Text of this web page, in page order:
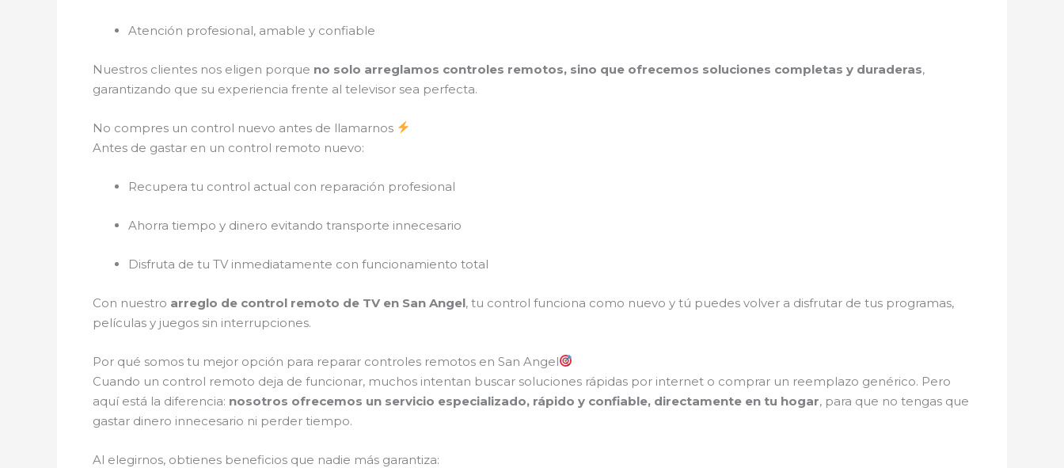
Atención profesional, amable y confiable
Nuestros clientes nos eligen porque no solo arreglamos controles remotos, sino que ofrecemos soluciones completas y duraderas,
garantizando que su experiencia frente al televisor sea perfecta.
No compres un control nuevo antes de llamarnos
Antes de gastar en un control remoto nuevo:
Recupera tu control actual con reparación profesional
Ahorra tiempo y dinero evitando transporte innecesario
Disfruta de tu TV inmediatamente con funcionamiento total
Con nuestro arreglo de control remoto de TV en San Angel, tu control funciona como nuevo y tú puedes volver a disfrutar de tus programas,
películas y juegos sin interrupciones.
Por qué somos tu mejor opción para reparar controles remotos en San Angel
Cuando un control remoto deja de funcionar, muchos intentan buscar soluciones rápidas por internet o comprar un reemplazo genérico. Pero
aquí está la diferencia: nosotros ofrecemos un servicio especializado, rápido y confiable, directamente en tu hogar, para que no tengas que
gastar dinero innecesario ni perder tiempo.
Al elegirnos, obtienes beneficios que nadie más garantiza: